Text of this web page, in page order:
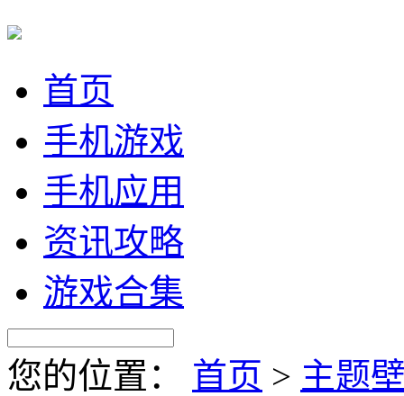
首页
手机游戏
手机应用
资讯攻略
游戏合集
您的位置： 首页 > 主题